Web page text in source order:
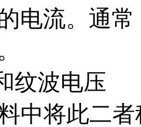
电流。通
纹波电压
中将此二者